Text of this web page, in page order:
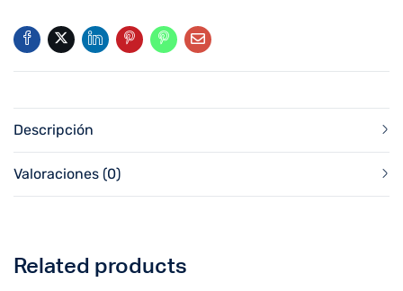
Descripción
Valoraciones (0)
Related products